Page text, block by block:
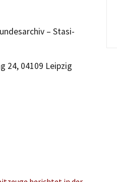
– Stasi-
24, 04109 Leipzig